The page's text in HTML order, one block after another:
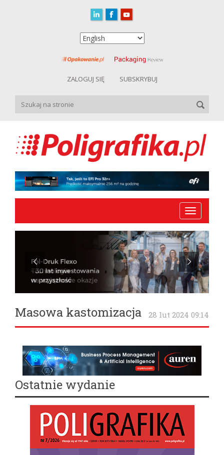
ZALOGUJ SIĘ SUBSKRYBUJ
Toggle
navigation
Masowa kastomizacja 28 lut 2024 09:14
Ostatnie wydanie